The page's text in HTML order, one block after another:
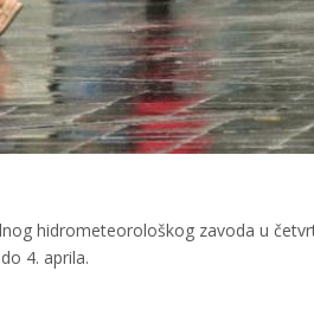
hidrometeorološkog zavoda u
4. aprila.